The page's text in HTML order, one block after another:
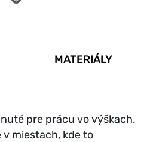
MATERIÁLY
pre prácu vo výškach.
v miestach, kde to